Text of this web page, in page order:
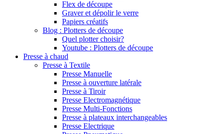
Flex de découpe
Graver et dépolir le verre
Papiers créatifs
Blog : Plotters de découpe
Quel plotter choisir?
Youtube : Plotters de découpe
Presse à chaud
Presse à Textile
Presse Manuelle
Presse à ouverture latérale
Presse à Tiroir
Presse Electromagnétique
Presse Multi-Fonctions
Presse à plateaux interchangeables
Presse Electrique